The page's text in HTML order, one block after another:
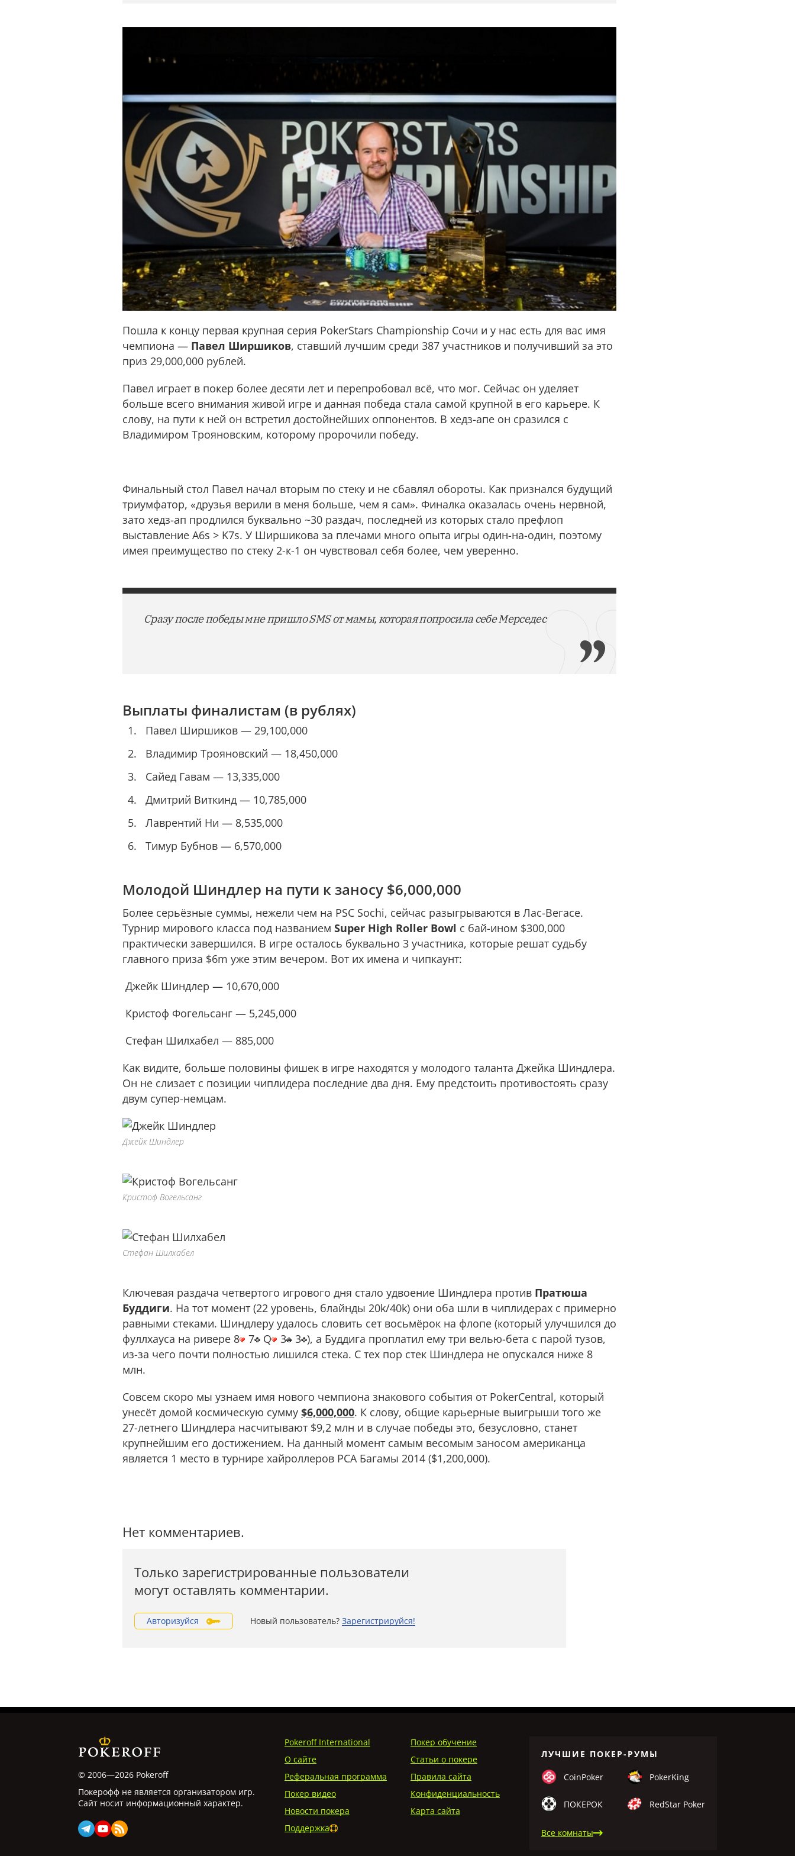
Пошла к концу первая крупная серия PokerStars Championship Сочи и у нас есть для вас имя
чемпиона — Павел Ширшиков, ставший лучшим среди 387 участников и получивший за это
приз 29,000,000 рублей.
Павел играет в покер более десяти лет и перепробовал всё, что мог. Сейчас он уделяет
больше всего внимания живой игре и данная победа стала самой крупной в его карьере. К
слову, на пути к ней он встретил достойнейших оппонентов. В хедз-апе он сразился с
Владимиром Трояновским, которому пророчили победу.
Финальный стол Павел начал вторым по стеку и не сбавлял обороты. Как признался будущий
триумфатор, «друзья верили в меня больше, чем я сам». Финалка оказалась очень нервной,
зато хедз-ап продлился буквально ~30 раздач, последней из которых стало префлоп
выставление A6s > K7s. У Ширшикова за плечами много опыта игры один-на-один, поэтому
имея преимущество по стеку 2-к-1 он чувствовал себя более, чем уверенно.
Сразу после победы мне пришло SMS от мамы, которая попросила себе Мерседес
Выплаты финалистам (в рублях)
Павел Ширшиков — 29,100,000
Владимир Трояновский — 18,450,000
Сайед Гавам — 13,335,000
Дмитрий Виткинд — 10,785,000
Лаврентий Ни — 8,535,000
Тимур Бубнов — 6,570,000
Молодой Шиндлер на пути к заносу $6,000,000
Более серьёзные суммы, нежели чем на PSC Sochi, сейчас разыгрываются в Лас-Вегасе.
Турнир мирового класса под названием Super High Roller Bowl с бай-ином $300,000
практически завершился. В игре осталось буквально 3 участника, которые решат судьбу
главного приза $6m уже этим вечером. Вот их имена и чипкаунт:
Джейк Шиндлер — 10,670,000
Кристоф Фогельсанг — 5,245,000
Стефан Шилхабел — 885,000
Как видите, больше половины фишек в игре находятся у молодого таланта Джейка Шиндлера.
Он не слизает с позиции чиплидера последние два дня. Ему предстоить противостоять сразу
двум супер-немцам.
Джейк Шиндлер
Кристоф Вогельсанг
Стефан Шилхабел
Ключевая раздача четвертого игрового дня стало удвоение Шиндлера против Пратюша
Буддиги. На тот момент (22 уровень, блайнды 20k/40k) они оба шли в чиплидерах с примерно
равными стеками. Шиндлеру удалось словить сет восьмёрок на флопе (который улучшился до
фуллхауса на ривере 8
7 Q 3 3 ), а Буддига проплатил ему три велью-бета с парой тузов,
из-за чего почти полностью лишился стека. С тех пор стек Шиндлера не опускался ниже 8
млн.
Совсем скоро мы узнаем имя нового чемпиона знакового события от PokerCentral, который
унесёт домой космическую сумму $6,000,000. К слову, общие карьерные выигрыши того же
27-летнего Шиндлера насчитывают $9,2 млн и в случае победы это, безусловно, станет
крупнейшим его достижением. На данный момент самым весомым заносом американца
является 1 место в турнире хайроллеров PCA Багамы 2014 ($1,200,000).
Нет комментариев.
Только зарегистрированные пользователи
могут оставлять комментарии.
Авторизуйся Новый пользователь? Зарегистрируйся!
© 2006—2026 Pokeroff
Покерофф не является организатором игр.
Сайт носит информационный характер.
Pokeroff International
Покер обучение
О сайте
Статьи о покере
Реферальная программа
Правила сайта
Покер видео
Конфиденциальность
Новости покера
Карта сайта
Поддержка
ЛУЧШИЕ ПОКЕР-РУМЫ
CoinPoker PokerKing
ПОКЕРОК RedStar Poker
Все комнаты